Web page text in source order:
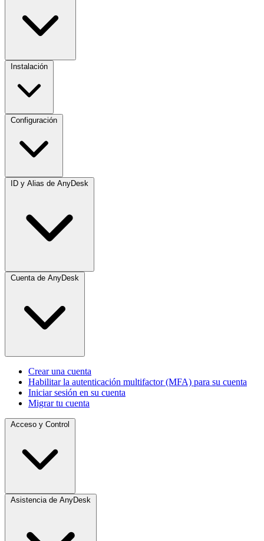
Instalación
Configuración
ID y Alias de AnyDesk
Cuenta de AnyDesk
Crear una cuenta
Habilitar la autenticación multifactor (MFA) para su cuenta
Iniciar sesión en su cuenta
Migrar tu cuenta
Acceso y Control
Asistencia de AnyDesk